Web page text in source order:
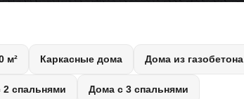
м² Каркасные дома Дома из газобетона
спальнями Дома с 3 спальнями